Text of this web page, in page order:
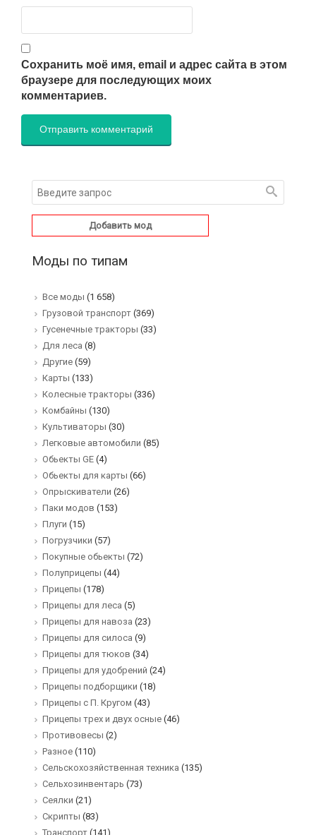
Сохранить моё имя, email и адрес сайта в этом
браузере для последующих моих
комментариев.
Добавить мод
Моды по типам
Все моды (1 658)
Грузовой транспорт (369)
Гусенечные тракторы (33)
Для леса (8)
Другие (59)
Карты (133)
Колесные тракторы (336)
Комбайны (130)
Культиваторы (30)
Легковые автомобили (85)
Обьекты GE (4)
Обьекты для карты (66)
Опрыскиватели (26)
Паки модов (153)
Плуги (15)
Погрузчики (57)
Покупные обьекты (72)
Полуприцепы (44)
Прицепы (178)
Прицепы для леса (5)
Прицепы для навоза (23)
Прицепы для силоса (9)
Прицепы для тюков (34)
Прицепы для удобрений (24)
Прицепы подборщики (18)
Прицепы с П. Кругом (43)
Прицепы трех и двух осные (46)
Противовесы (2)
Разное (110)
Сельскохозяйственная техника (135)
Сельхозинвентарь (73)
Сеялки (21)
Скрипты (83)
Транспорт (141)